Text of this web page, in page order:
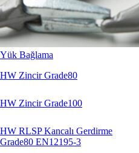
Yük Bağlama
HW Zincir Grade80
HW Zincir Grade100
HW RLSP Kancalı Gerdirme
Grade80 EN12195-3
Talurit